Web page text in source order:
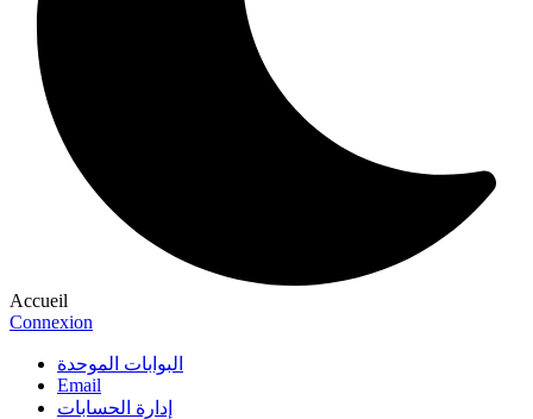
Accueil
Connexion
البوابات الموحدة
Email
إدارة الحسابات